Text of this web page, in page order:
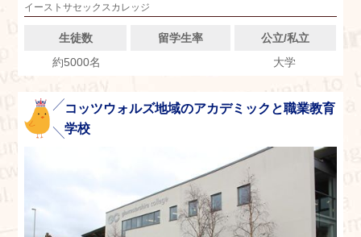
イーストサセックスカレッジ
生徒数 留学生率
公立/私立
約5000名
大学
コッツウォルズ地域のアカデミックと職業教育
学校